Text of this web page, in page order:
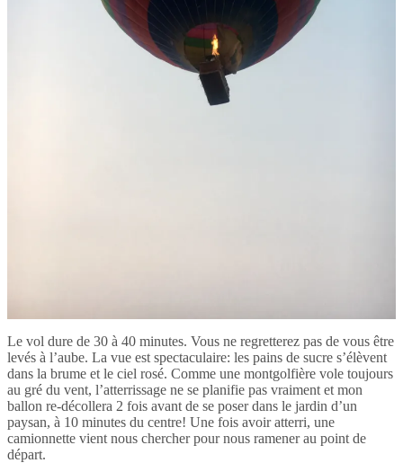
Le vol dure de 30 à 40 minutes. Vous ne regretterez pas de vous être
levés à l’aube. La vue est spectaculaire: les pains de sucre s’élèvent
dans la brume et le ciel rosé. Comme une montgolfière vole toujours
au gré du vent, l’atterrissage ne se planifie pas vraiment et mon
ballon re-décollera 2 fois avant de se poser dans le jardin d’un
paysan, à 10 minutes du centre! Une fois avoir atterri, une
camionnette vient nous chercher pour nous ramener au point de
départ.